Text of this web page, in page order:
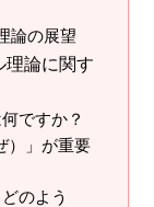
論の展望
理論に関す
ですか？
）」が重要
のよう